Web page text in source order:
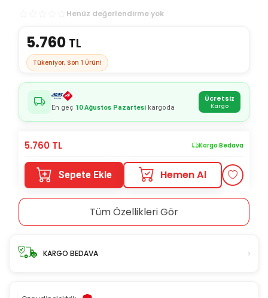
Henüz değerlendirme yok
5.760 TL
Tükeniyor, Son 1 Ürün!
En geç 10 Ağustos Pazartesi kargoda
Ücretsiz
Kargo
5.760 TL Kargo Bedava
Sepete Ekle Hemen Al
Tüm Özellikleri Gör
KARGO BEDAVA ›